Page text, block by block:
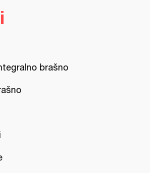
brašno